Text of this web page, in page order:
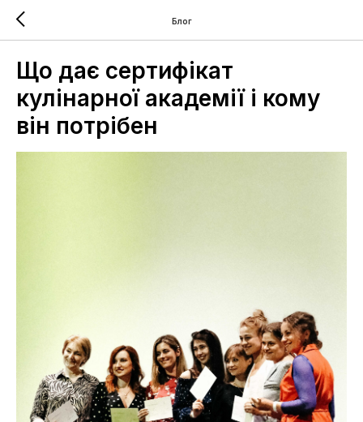
Блог
Що дає сертифікат
кулінарної академії і кому
він потрібен